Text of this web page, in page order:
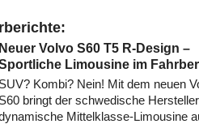
Neuer Volvo S60 T5 R-Design –
Limousine im
SUV? Kombi? Nein! Mit dem neuen
S60 bringt der schwedische
Mittelklasse-Limousine